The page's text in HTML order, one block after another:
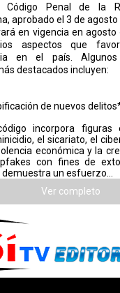
Código Penal de la
aprobado el 3 de agosto
en vigencia en agosto
aspectos que
en el país.
destacados incluyen:
de nuevos
incorpora figuras
el sicariato, el
económica y la
con fines de
un esfuerzo...
Ver completo